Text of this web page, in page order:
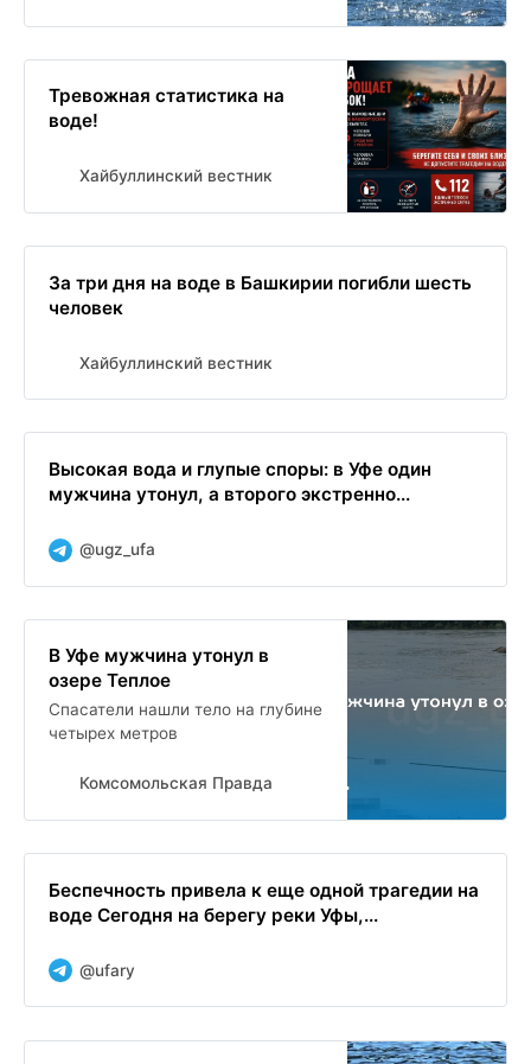
Тревожная статистика на
воде!
Хайбуллинский вестник
За три дня на воде в Башкирии погибли шесть
человек
Хайбуллинский вестник
Высокая вода и глупые споры: в Уфе один
мужчина утонул, а второго экстренно...
@ugz_ufa
В Уфе мужчина утонул в
озере Теплое
Спасатели нашли тело на глубине
четырех метров
Комсомольская Правда
Беспечность привела к еще одной трагедии на
воде Сегодня на берегу реки Уфы,...
@ufary